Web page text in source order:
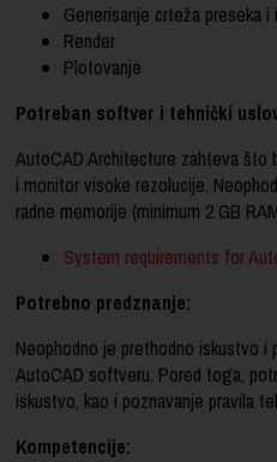
Generisanje crteža preseka i
Render
Plotovanje
Potreban softver i tehnički
AutoCAD Architecture zahteva što
i monitor visoke rezolucije.
radne memorije (minimum 2 GB
System requirements for
Potrebno predznanje:
Neophodno je prethodno iskustvo i
AutoCAD softveru. Pored toga,
iskustvo, kao i poznavanje pravila
Kompetencije: